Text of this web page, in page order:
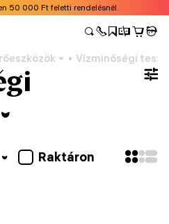
50 000 Ft feletti rendelésnél.
Vízminőségi
Raktáron